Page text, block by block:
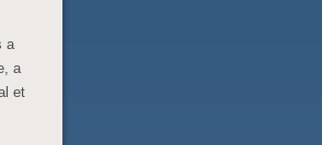
a
a
et